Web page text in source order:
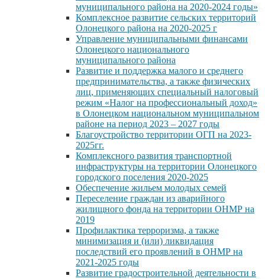
муниципального района на 2020-2024 годы»
Комплексное развитие сельских территорий
Олонецкого района на 2020-2025 г
Управление муниципальными финансами
Олонецкого национального
муниципального района
Развитие и поддержка малого и среднего
предпринимательства, а также физических
лиц, применяющих специальный налоговый
режим «Налог на профессиональный доход»
в Олонецком национальном муниципальном
районе на период 2023 – 2027 годы
Благоустройство территории ОГП на 2023-
2025гг.
Комплексного развития транспортной
инфраструктуры на территории Олонецкого
городского поселения 2020-2025
Обеспечение жильем молодых семей
Переселение граждан из аварийного
жилищного фонда на территории ОНМР на
2019
Профилактика терроризма, а также
минимизация и (или) ликвидация
последствий его проявлений в ОНМР на
2021-2025 годы
Развитие градостроительной деятельности в